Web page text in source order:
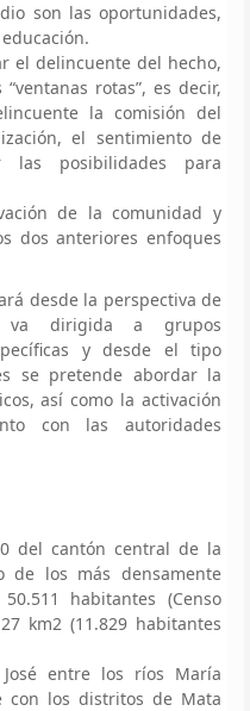
son las oportunidades,
el delincuente del hecho,
rotas”, es decir,
la comisión del
el sentimiento de
las posibilidades para
de la comunidad y
dos anteriores enfoques
desde la perspectiva de
va dirigida a grupos
y desde el tipo
se pretende abordar la
así como la activación
con las autoridades
del cantón central de la
de los más densamente
habitantes (Censo
km2 (11.829 habitantes
entre los ríos María
los distritos de Mata